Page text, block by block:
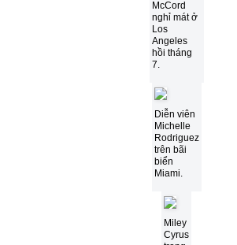
McCord
nghỉ mát ở
Los
Angeles
hồi tháng
7.
Diễn viên
Michelle
Rodriguez
trên bãi
biển
Miami.
Miley
Cyrus